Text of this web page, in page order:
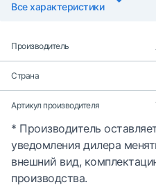
Все характеристики
Производитель
Страна
Артикул производителя
* Производитель
уведомления дилера
внешний вид,
производства.